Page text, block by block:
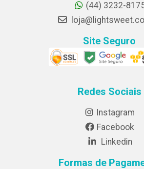
(44) 3232-
Site Seguro
Redes Sociais
Instagram
Facebook
Linkedin
Formas de